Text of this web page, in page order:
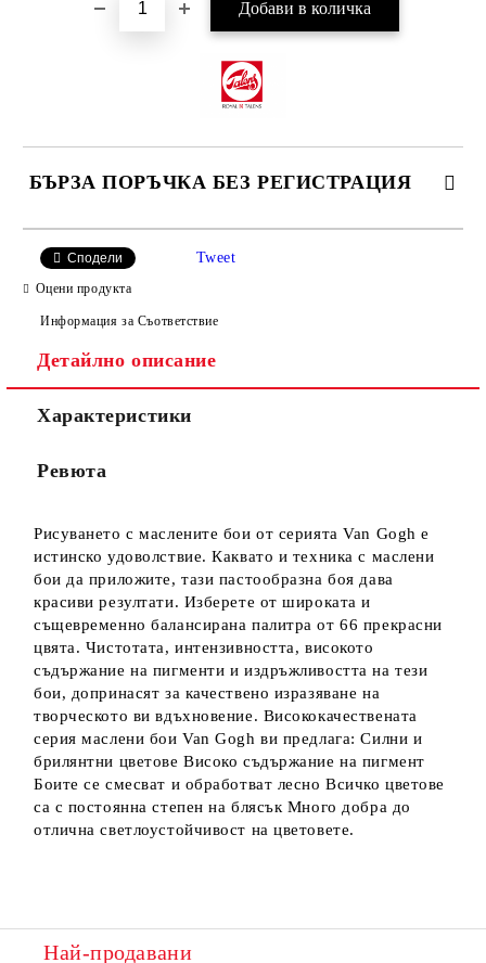
БЪРЗА ПОРЪЧКА БЕЗ РЕГИСТРАЦИЯ
Сподели Tweet
Оцени продукта
Информация за Съответствие
Детайлно описание
Характеристики
Ревюта
Рисуването с маслените бои от серията Van Gogh е
истинско удоволствие. Каквато и техника с маслени
бои да приложите, тази пастообразна боя дава
красиви резултати. Изберете от широката и
същевременно балансирана палитра от 66 прекрасни
цвята. Чистотата, интензивността, високото
съдържание на пигменти и издръжливостта на тези
бои, допринасят за качествено изразяване на
творческото ви вдъхновение. Висококачествената
серия маслени бои Van Gogh ви предлага: Силни и
брилянтни цветове Високо съдържание на пигмент
Боите се смесват и обработват лесно Всичко цветове
са с постоянна степен на блясък Много добра до
отлична светлоустойчивост на цветовете.
Най-продавани